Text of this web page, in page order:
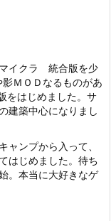
イクラ 統合版を少
影ＭＯＤなるものがあ
をはじめました。サ
建築中心になりまし
ャンプから入って、
はじめました。待ち
。本当に大好きなゲ